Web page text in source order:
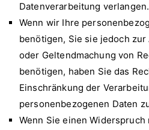
Datenverarbeitung verlangen.
Wenn wir Ihre
benötigen, Sie sie jedoch
oder Geltendmachung von
benötigen, haben Sie das
Einschränkung der
personenbezogenen Daten
Wenn Sie einen Widerspruch